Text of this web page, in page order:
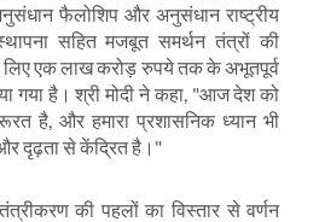
फैलोशिप और अनुसंधान राष्ट्रीय
सहित मजबूत समर्थन तंत्रों की
एक लाख करोड़ रुपये तक के अभूतपूर्व
गया है। श्री मोदी ने कहा, "आज देश को
है ,और हमारा प्रशासनिक ध्यान भी
दृढ़ता से केंद्रित है।"
की पहलों का विस्तार से वर्णन